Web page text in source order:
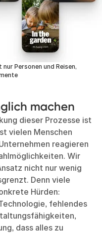
Personen und Reisen,
machen
dieser Prozesse ist
vielen Menschen
reagieren
Wir
nicht nur wenig
Denn viele
Hürden:
fehlendes
dass alles zu